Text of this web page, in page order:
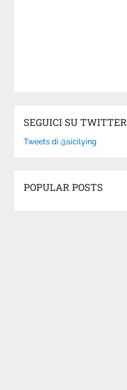
SEGUICI SU TWITTER
Tweets di @sicilying
POPULAR POSTS